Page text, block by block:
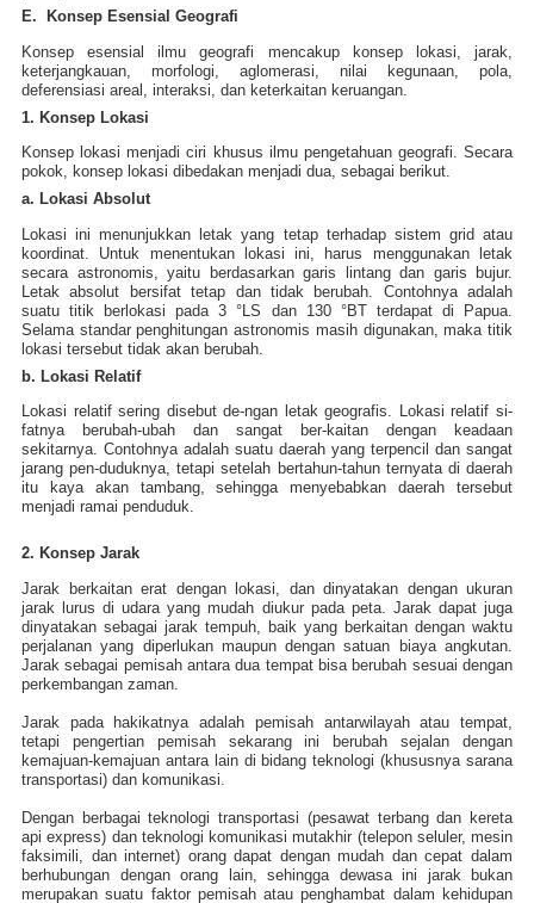
E. Konsep Esensial Geografi
Konsep esensial ilmu geografi mencakup konsep lokasi, jarak,
keterjangkauan, morfologi, aglomerasi, nilai kegunaan, pola,
deferensiasi areal, interaksi, dan keterkaitan keruangan.
1. Konsep Lokasi
Konsep lokasi menjadi ciri khusus ilmu pengetahuan geografi. Secara
pokok, konsep lokasi dibedakan menjadi dua, sebagai berikut.
a. Lokasi Absolut
Lokasi ini menunjukkan letak yang tetap terhadap sistem grid atau
koordinat. Untuk menentukan lokasi ini, harus menggunakan letak
secara astronomis, yaitu berdasarkan garis lintang dan garis bujur.
Letak absolut bersifat tetap dan tidak berubah. Contohnya adalah
suatu titik berlokasi pada 3 °LS dan 130 °BT terdapat di Papua.
Selama standar penghitungan astronomis masih digunakan, maka titik
lokasi tersebut tidak akan berubah.
b. Lokasi Relatif
Lokasi relatif sering disebut de-ngan letak geografis. Lokasi relatif si-
fatnya berubah-ubah dan sangat ber-kaitan dengan keadaan
sekitarnya. Contohnya adalah suatu daerah yang terpencil dan sangat
jarang pen-duduknya, tetapi setelah bertahun-tahun ternyata di daerah
itu kaya akan tambang, sehingga menyebabkan daerah tersebut
menjadi ramai penduduk.
2. Konsep Jarak
Jarak berkaitan erat dengan lokasi, dan dinyatakan dengan ukuran
jarak lurus di udara yang mudah diukur pada peta. Jarak dapat juga
dinyatakan sebagai jarak tempuh, baik yang berkaitan dengan waktu
perjalanan yang diperlukan maupun dengan satuan biaya angkutan.
Jarak sebagai pemisah antara dua tempat bisa berubah sesuai dengan
perkembangan zaman.
Jarak pada hakikatnya adalah pemisah antarwilayah atau tempat,
tetapi pengertian pemisah sekarang ini berubah sejalan dengan
kemajuan-kemajuan antara lain di bidang teknologi (khususnya sarana
transportasi) dan komunikasi.
Dengan berbagai teknologi transportasi (pesawat terbang dan kereta
api express) dan teknologi komunikasi mutakhir (telepon seluler, mesin
faksimili, dan internet) orang dapat dengan mudah dan cepat dalam
berhubungan dengan orang lain, sehingga dewasa ini jarak bukan
merupakan suatu faktor pemisah atau penghambat dalam kehidupan